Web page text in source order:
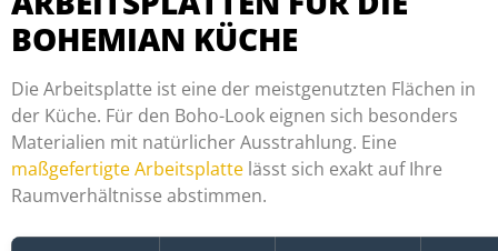
BOHEMIAN KÜCHE
Die Arbeitsplatte ist eine der meistgenutzten Flächen in
der Küche. Für den Boho-Look eignen sich besonders
Materialien mit natürlicher Ausstrahlung. Eine
maßgefertigte Arbeitsplatte lässt sich exakt auf Ihre
Raumverhältnisse abstimmen.